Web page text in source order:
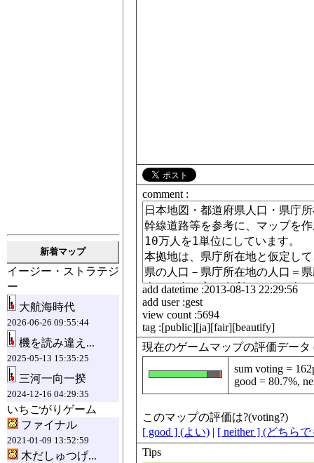
新着マップ
イージー・ストラテジ
ー
大航海時代
2026-06-26 09:55:44
機を読み違え...
2025-05-13 15:35:25
三河一向一揆
2024-12-16 04:29:35
いちごがりゲーム
ファイナル
2021-01-09 13:52:59
木だしゅつげ...
comment :
add datetime :2013-08-13 22:29:56
add user :gest
view count :5694
tag :[public][ja][fair][beautify]
現在のゲームマップの評価データ
sum voting =
good = 80.7%,
このマップの評価は?(voting?)
[ good ] (よい)| [ neither ] (どちら
Tips